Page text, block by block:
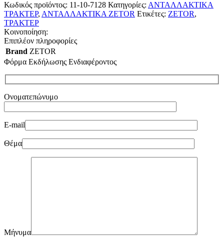
Κωδικός προϊόντος: 11-10-7128 Κατηγορίες: ΑΝΤΑΛΛΑΚΤΙΚΑ
ΤΡΑΚΤΕΡ, ΑΝΤΑΛΛΑΚΤΙΚΑ ZETOR Ετικέτες: ZETOR,
ΤΡΑΚΤΕΡ
Κοινοποίηση:
Επιπλέον πληροφορίες
Brand ZETOR
Φόρμα Εκδήλωσης Ενδιαφέροντος
Ονοματεπώνυμο
E-mail
Θέμα
Μήνυμα